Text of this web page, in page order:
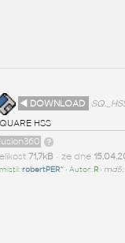
◄ DOWNLOAD
HSS
71,7kB• ze dne
robertPER^ • Autor: R• md5: